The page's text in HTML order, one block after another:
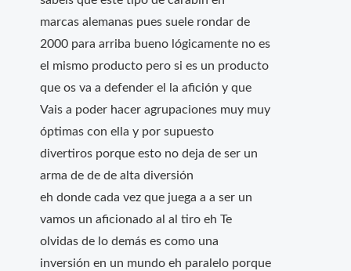
marcas alemanas pues suele rondar de
2000 para arriba bueno lógicamente no es
el mismo producto pero si es un producto
que os va a defender el la afición y que
Vais a poder hacer agrupaciones muy muy
óptimas con ella y por supuesto
divertiros porque esto no deja de ser un
arma de de de alta diversión
eh donde cada vez que juega a a ser un
vamos un aficionado al al tiro eh Te
olvidas de lo demás es como una
inversión en un mundo eh paralelo porque